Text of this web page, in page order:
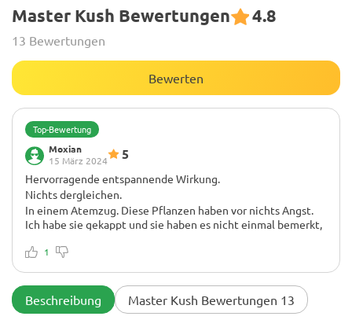
Master Kush Bewertungen 4.8
13 Bewertungen
Bewerten
Top-Bewertung
Moxian
15 März 2024
5
Hervorragende entspannende Wirkung.
Nichts dergleichen.
In einem Atemzug. Diese Pflanzen haben vor nichts Angst.
Ich habe sie gekappt und sie haben es nicht einmal bemerkt,
Wachstum und dann in Blüten um. Blühen schnell. Habe das
Vegetation, 9 Wochen Blüte. Ideale Potenz. Wirft einen
nicht um, sondern sorgt für angenehme Entspannung, sodass
1
Beschreibung Master Kush Bewertungen 13